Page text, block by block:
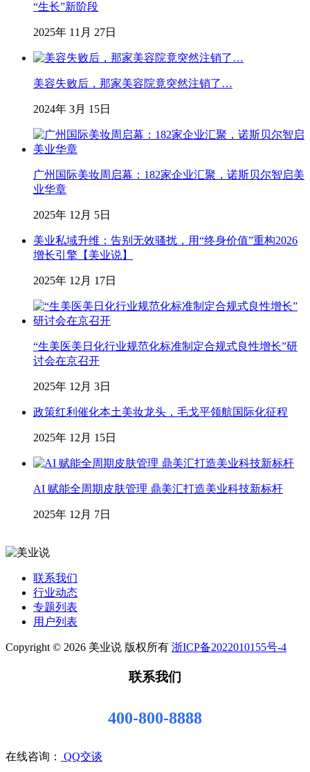
“生长”新阶段
2025年 11月 27日
美容失败后，那家美容院竟突然注销了…
2024年 3月 15日
广州国际美妆周启幕：182家企业汇聚，诺斯贝尔智启美
业华章
2025年 12月 5日
美业私域升维：告别无效骚扰，用“终身价值”重构2026
增长引擎【美业说】
2025年 12月 17日
“生美医美日化行业规范化标准制定合规式良性增长”研
讨会在京召开
2025年 12月 3日
政策红利催化本土美妆龙头，毛戈平领航国际化征程
2025年 12月 15日
AI 赋能全周期皮肤管理 鼎美汇打造美业科技新标杆
2025年 12月 7日
联系我们
行业动态
专题列表
用户列表
Copyright © 2026 美业说 版权所有 浙ICP备2022010155号-4
联系我们
400-800-8888
在线咨询： QQ交谈